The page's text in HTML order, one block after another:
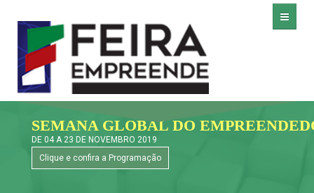
HOME
FEIRA EMPREENDE
SEMANA GLOBAL DO
DE 04 A 23 DE NOVEMBRO 2019
Clique e confira a Programação